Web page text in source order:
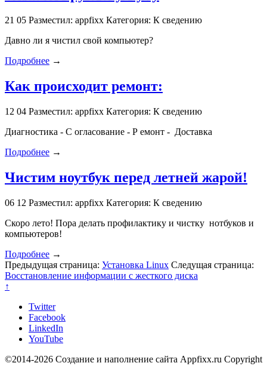
21 05 Разместил: appfixx Категория: К сведению
Давно ли я чистил свой компьютер?
Подробнее →
Как происходит ремонт:
12 04 Разместил: appfixx Категория: К сведению
Диагностика - С огласование - Р емонт - Доставка
Подробнее →
Чистим ноутбук перед летней жарой!
06 12 Разместил: appfixx Категория: К сведению
Скоро лето! Пора делать профилактику и чистку нотбуков и
компьютеров!
Подробнее →
Предыдущая страница: Установка Linux Следущая страница:
Восстановление информации с жесткого диска
↑
Twitter
Facebook
LinkedIn
YouTube
©2014-2026 Создание и наполнение сайта Appfixx.ru Copyright